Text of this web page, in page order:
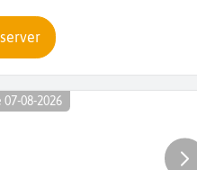
07-08-2026